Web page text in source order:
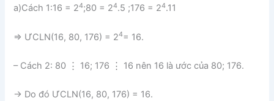
a)Cách 1:16 = 24;80 = 24.5 ;176 = 24.11
⇒ ƯCLN(16, 80, 176) = 24= 16.
– Cách 2: 80 ⋮ 16; 176 ⋮ 16 nên 16 là ước của 80; 176.
→ Do đó ƯCLN(16, 80, 176) = 16.